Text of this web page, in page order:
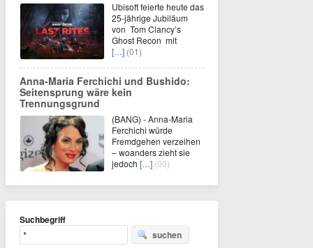
Ubisoft feierte heute das
25-jährige Jubiläum
von Tom Clancy’s
Ghost Recon mit
[…] (01)
Anna-Maria Ferchichi und Bushido:
Seitensprung wäre kein
Trennungsgrund
(BANG) - Anna-Maria
Ferchichi würde
Fremdgehen verzeihen
– woanders zieht sie
jedoch […] (00)
Suchbegriff
suchen